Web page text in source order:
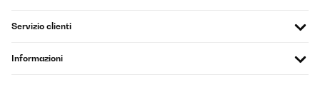
Servizio clienti
Informazioni